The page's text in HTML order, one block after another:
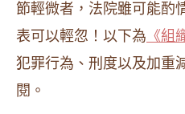
節輕微者，法院雖可能酌
表可以輕忽！以下為 《組
犯罪行為、刑度以及加重
閱。